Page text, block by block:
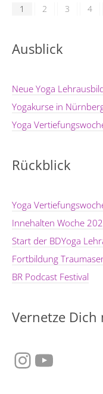
1 2 3 4
Ausblick
Neue Yoga
Yogakurse in
Yoga
Rückblick
Yoga
Innehalten Woche
Start der BDYoga
Fortbildung
BR Podcast Festival
Vernetze Dich
Instagram
YouTube